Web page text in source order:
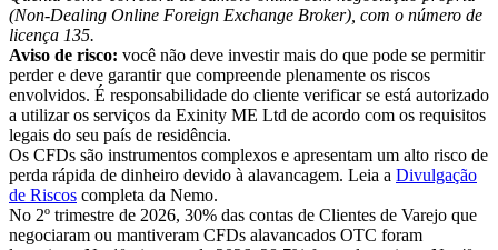
(Non-Dealing Online Foreign Exchange Broker), com o número de
licença 135.
Aviso de risco: você não deve investir mais do que pode se permitir
perder e deve garantir que compreende plenamente os riscos
envolvidos. É responsabilidade do cliente verificar se está autorizado
a utilizar os serviços da Exinity ME Ltd de acordo com os requisitos
legais do seu país de residência.
Os CFDs são instrumentos complexos e apresentam um alto risco de
perda rápida de dinheiro devido à alavancagem. Leia a Divulgação
de Riscos completa da Nemo.
No 2º trimestre de 2026, 30% das contas de Clientes de Varejo que
negociaram ou mantiveram CFDs alavancados OTC foram